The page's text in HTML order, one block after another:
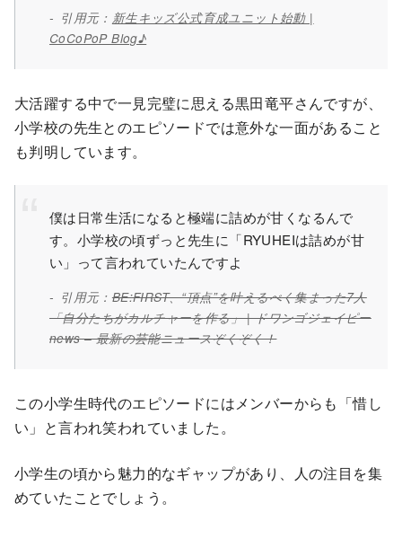
引用元： 新生キッズ公式育成ユニット始動 |
CoCoPoP Blog♪
大活躍する中で一見完璧に思える黒田竜平さんですが、
小学校の先生とのエピソードでは意外な一面があること
も判明しています。
僕は日常生活になると極端に詰めが甘くなるんで
す。小学校の頃ずっと先生に「RYUHEIは詰めが甘
い」って言われていたんですよ
引用元： BE:FIRST、“頂点”を叶えるべく集まった7人
「自分たちがカルチャーを作る」 | ドワンゴジェイピー
news – 最新の芸能ニュースぞくぞく！
この小学生時代のエピソードにはメンバーからも「惜し
い」と言われ笑われていました。
小学生の頃から魅力的なギャップがあり、人の注目を集
めていたことでしょう。